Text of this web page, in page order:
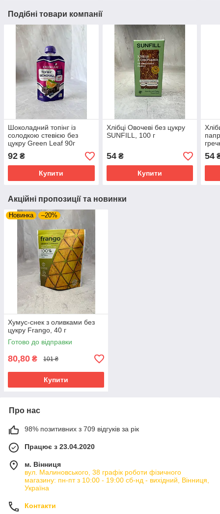
Подібні товари компанії
Шоколадний топінг із
солодкою стевією без
цукру Green Leaf 90г
92 ₴
Купити
Хлібці Овочеві без цукру
SUNFILL, 100 г
54₴
Купити
54
Акційні пропозиції та новинки
Новинка –20%
Хумус-снек з оливками без
цукру Frango, 40 г
Готово до відправки
80,80 ₴ 101 ₴
Купити
Про нас
98% позитивних з 709 відгуків за рік
Працює з 23.04.2020
м. Вінниця
вул. Малиновського, 38 графік роботи фізичного
магазину: пн-пт з 10:00 - 19:00 сб-нд - вихідний, Вінниця,
Україна
Контакти